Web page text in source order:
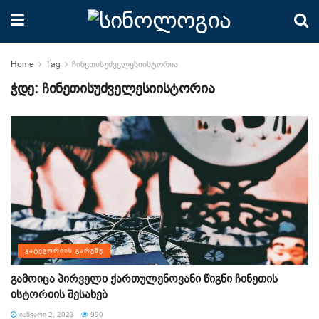
Home Tag ჩინეთისუძველესიისტორია
ჭდე: ჩინეთისუძველესიისტორია
ᲙᲐᲢᲔᲒᲝᲠᲘᲘᲡ ᲒᲐᲠᲔᲨᲔ
გამოიცა პირველი ქართულენოვანი წიგნი ჩინეთის
ისტორიის შესახებ
ᲘᲐᲜᲕᲐᲠᲘ 2, 2023 990